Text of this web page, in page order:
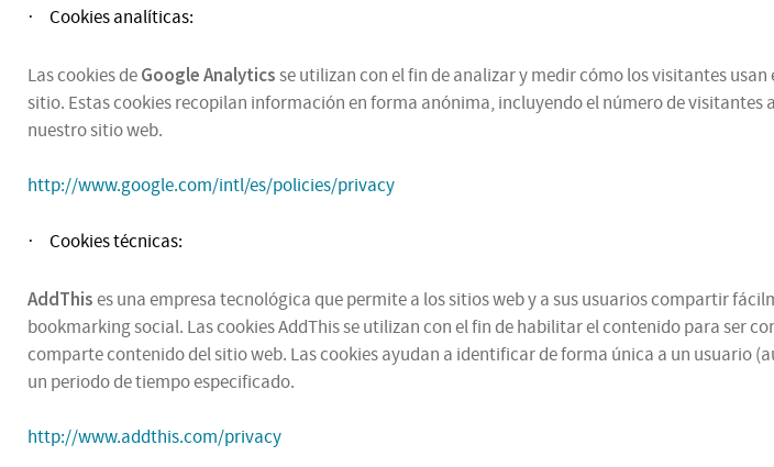
· Cookies analíticas:
Las cookies deGoogle Analyticsse utilizan con el fin de analizar y medir cómo los visitantes
sitio. Estas cookies recopilan información en forma anónima, incluyendo el número de
nuestro sitio web.
http://www.google.com/intl/es/policies/privacy
· Cookies técnicas:
AddThises una empresa tecnológica que permite a los sitios web y a sus usuarios compartir
bookmarking social. Las cookies AddThis se utilizan con el fin de habilitar el contenido para ser
comparte contenido del sitio web. Las cookies ayudan a identificar de forma única a un usuario
un periodo de tiempo especificado.
http://www.addthis.com/privacy